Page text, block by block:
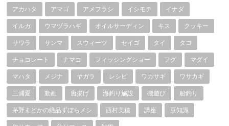
アカハタ アマゴ アメフラシ イシモチ イナダ
イルカ ウマヅラハギ オイルサーディン キス クッキー
サワラ サンマ スウィーツ セイゴ タイ タコ
チョコレート ナマコ フィッシングショー フグ マダイ
マハタ メジナ ヤガラ レシピ ワカサギ ワサカギ
三浦愛 動画 唐揚げ 海釣り施設 磯遊び 船釣り
茅野まどかの絶品ずぼらメシ 西村美穂 講座 豆知識